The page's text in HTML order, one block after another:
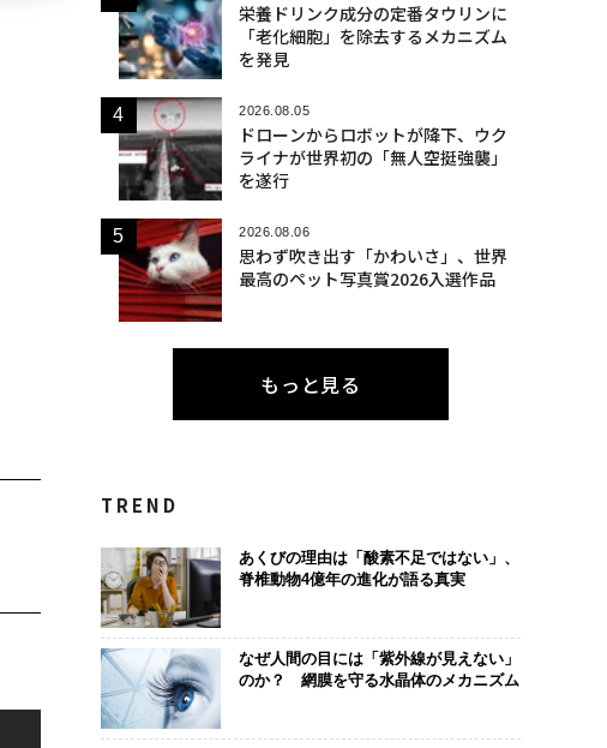
栄養ドリンク成分の定番タウリンに
「老化細胞」を除去するメカニズム
を発見
2026.08.05
ドローンからロボットが降下、ウク
ライナが世界初の「無人空挺強襲」
を遂行
2026.08.06
思わず吹き出す「かわいさ」、世界
最高のペット写真賞2026入選作品
もっと見る
TREND
あくびの理由は「酸素不足ではない」、
脊椎動物4億年の進化が語る真実
なぜ人間の目には「紫外線が見えない」
のか？ 網膜を守る水晶体のメカニズム